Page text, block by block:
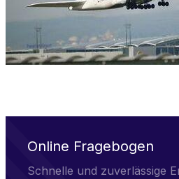
Online Fragebogen
Schnelle und zuverlässige